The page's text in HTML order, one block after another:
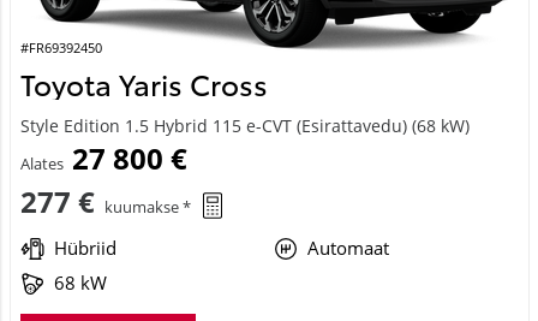
#FR69392450
Toyota Yaris Cross
Style Edition 1.5 Hybrid 115 e-CVT (Esirattavedu) (68 kW)
Alates 27 800 €
277 € kuumakse *
Hübriid
Automaat
68 kW